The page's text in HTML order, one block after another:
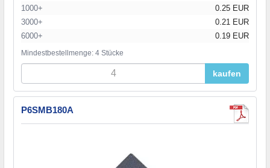
1000+
0.25 EUR
3000+
0.21 EUR
6000+
0.19 EUR
Mindestbestellmenge: 4 Stücke
kaufen
P6SMB180A